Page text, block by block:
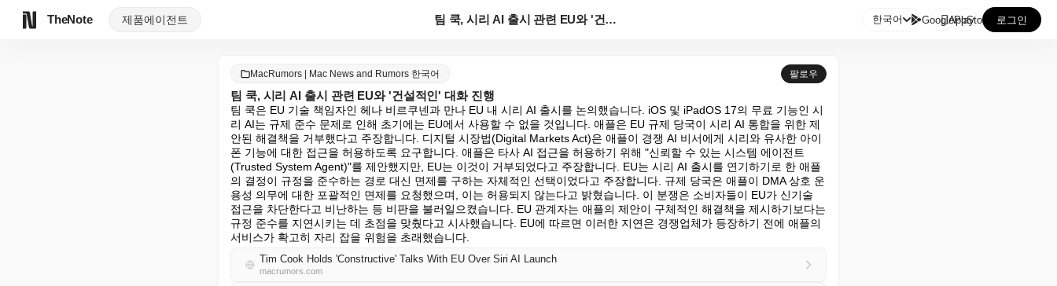
TheNote 제품에이전트 팀 쿡, 시리 AI 출시 관련 EU와 '건설적인' 대화... 한국어 GooglePlay
AppStore 로그인
MacRumors | Mac News and Rumors 한국어 팔로우
팀 쿡, 시리 AI 출시 관련 EU와 '건설적인' 대화 진행
팀 쿡은 EU 기술 책임자인 헤나 비르쿠넨과 만나 EU 내 시리 AI 출시를 논의했습니다. iOS 및 iPadOS 17의 무료 기능인 시
리 AI는 규제 준수 문제로 인해 초기에는 EU에서 사용할 수 없을 것입니다. 애플은 EU 규제 당국이 시리 AI 통합을 위한 제
안된 해결책을 거부했다고 주장합니다. 디지털 시장법(Digital Markets Act)은 애플이 경쟁 AI 비서에게 시리와 유사한 아이
폰 기능에 대한 접근을 허용하도록 요구합니다. 애플은 타사 AI 접근을 허용하기 위해 "신뢰할 수 있는 시스템 에이전트
(Trusted System Agent)"를 제안했지만, EU는 이것이 거부되었다고 주장합니다. EU는 시리 AI 출시를 연기하기로 한 애플
의 결정이 규정을 준수하는 경로 대신 면제를 구하는 자체적인 선택이었다고 주장합니다. 규제 당국은 애플이 DMA 상호 운
용성 의무에 대한 포괄적인 면제를 요청했으며, 이는 허용되지 않는다고 밝혔습니다. 이 분쟁은 소비자들이 EU가 신기술
접근을 차단한다고 비난하는 등 비판을 불러일으켰습니다. EU 관계자는 애플의 제안이 구체적인 해결책을 제시하기보다는
규정 준수를 지연시키는 데 초점을 맞췄다고 시사했습니다. EU에 따르면 이러한 지연은 경쟁업체가 등장하기 전에 애플의
서비스가 확고히 자리 잡을 위험을 초래했습니다.
Tim Cook Holds 'Constructive' Talks With EU Over Siri AI Launch
macrumors.com